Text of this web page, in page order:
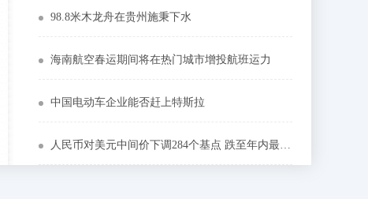
98.8米木龙舟在贵州施秉下水
海南航空春运期间将在热门城市增投航班运力
中国电动车企业能否赶上特斯拉
人民币对美元中间价下调284个基点 跌至年内最低值